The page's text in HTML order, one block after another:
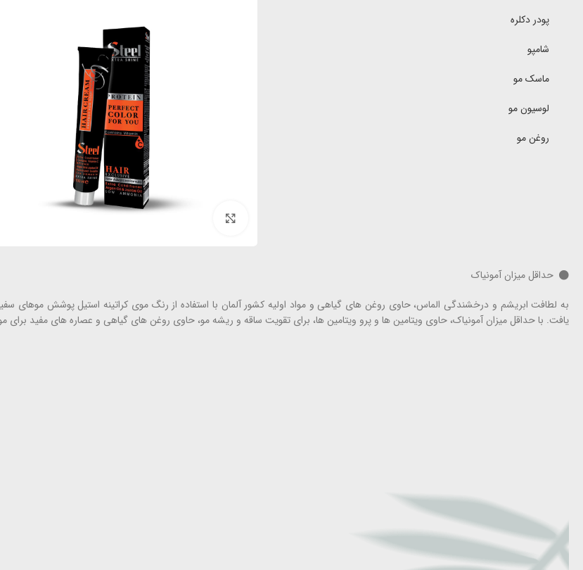
پودر دکلره
شامپو
ماسک مو
لوسیون مو
روغن مو
حداقل میزان آمونیاک
به لطافت ابریشم و درخشندگی الماس، حاوی روغن های گیاهی و مواد اولیه کشور آلمان با استفاده از رنگ موی کراتینه استیل پوشش موهای
یافت. با حداقل میزان آمونیاک، حاوی ویتامین ها و پرو ویتامین ها، برای تقویت ساقه و ریشه مو، حاوی روغن های گیاهی و عصاره های مفید